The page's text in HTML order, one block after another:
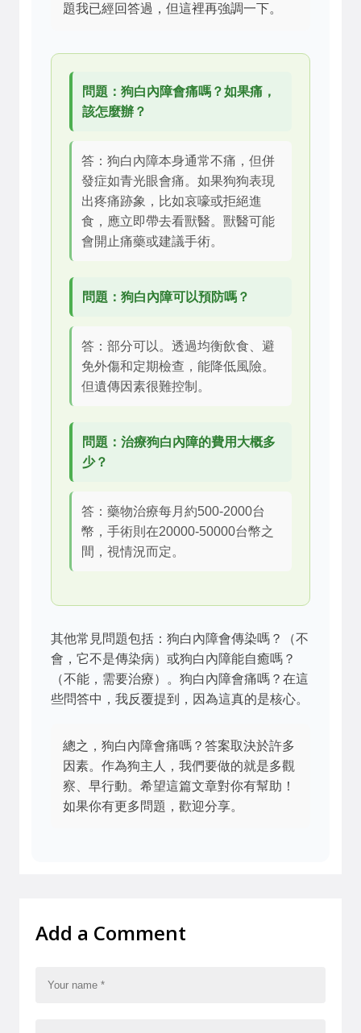
題我已經回答過，但這裡再強調一下。
問題：狗白內障會痛嗎？如果痛，
該怎麼辦？
答：狗白內障本身通常不痛，但併
發症如青光眼會痛。如果狗狗表現
出疼痛跡象，比如哀嚎或拒絕進
食，應立即帶去看獸醫。獸醫可能
會開止痛藥或建議手術。
問題：狗白內障可以預防嗎？
答：部分可以。透過均衡飲食、避
免外傷和定期檢查，能降低風險。
但遺傳因素很難控制。
問題：治療狗白內障的費用大概多
少？
答：藥物治療每月約500-2000台
幣，手術則在20000-50000台幣之
間，視情況而定。
其他常見問題包括：狗白內障會傳染嗎？（不
會，它不是傳染病）或狗白內障能自癒嗎？
（不能，需要治療）。狗白內障會痛嗎？在這
些問答中，我反覆提到，因為這真的是核心。
總之，狗白內障會痛嗎？答案取決於許多
因素。作為狗主人，我們要做的就是多觀
察、早行動。希望這篇文章對你有幫助！
如果你有更多問題，歡迎分享。
Add a Comment